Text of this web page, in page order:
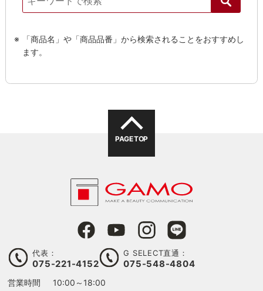
「商品名」や「商品品番」から検索されることをおすすめし
ます。
PAGE TOP
代表：
075-221-4152
G SELECT直通：
075-548-4804
営業時間
10:00～18:00